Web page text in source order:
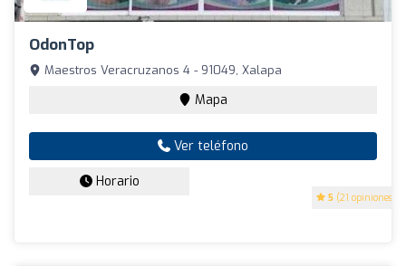
OdonTop
5 (21 opiniones)
Maestros Veracruzanos 4 - 91049, Xalapa
Mapa
Ver teléfono
Horario